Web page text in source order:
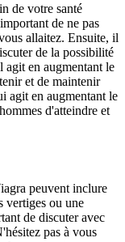
de votre santé
de ne pas
allaitez. Ensuite, il
de la possibilité
agit en augmentant le
et de maintenir
agit en augmentant le
d'atteindre et
peuvent inclure
vertiges ou une
de discuter avec
pas à vous